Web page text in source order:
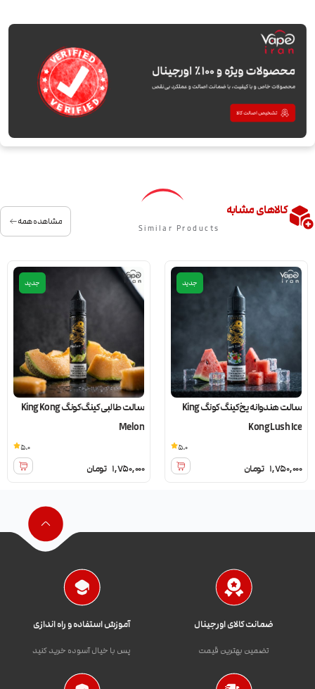
کالاهای مشابه
Similar Products
مشاهده همه
جدید
سالت هندوانه یخ کینگ کونگ King
Kong Lush Ice
1,750,000 تومان
5.0
جدید
سالت طالبی کینگ کونگ King Kong
Melon
1,750,000 تومان
5.0
ضمانت کالای اورجینال
تضمین بهترین قیمت
آموزش استفاده و راه اندازی
پس با خیال آسوده خرید کنید